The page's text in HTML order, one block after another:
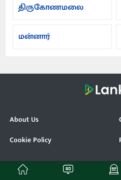
திருகோணமலை
மன்னார்
About Us
Cookie Policy
© Lanka4. All